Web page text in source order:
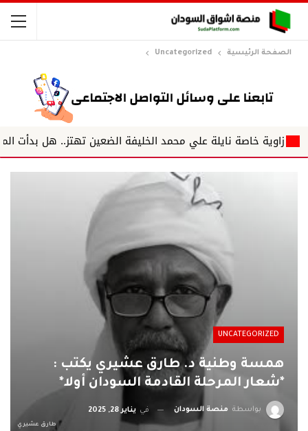
الصفحة الرئيسية Uncategorized
خاصة نايلة علي محمد الخليفة الضعين تهتز.. هل بدأت المليشيا
UNCATEGORIZED
همسة وطنية د. طارق عشيري يكتب :
*شعار المرحلة القادمة السودان أولا*
بواسطة منصة السودان في يناير 28, 2025
طارق عشيري